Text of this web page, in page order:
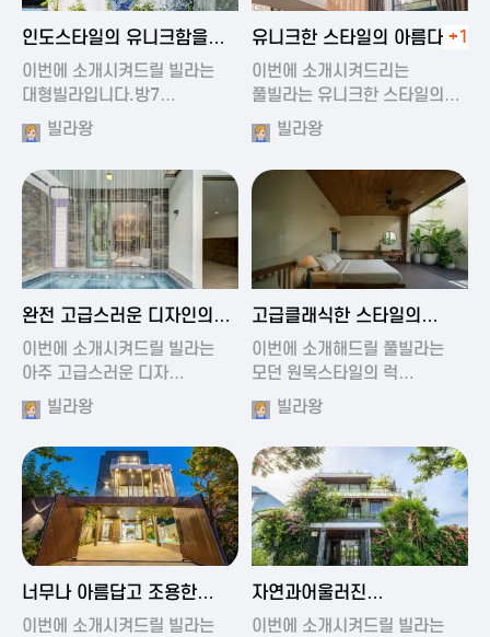
2024-11-19 01:35
인도스타일의 유니크함을
가진 풀빌라
이번에 소개시켜드릴 빌라는
대형빌라입니다.방7…
빌라왕
2024-11-19 00:45
유니크한 스타일의 아름다운
풀빌라
+1
이번에 소개시켜드리는
풀빌라는 유니크한 스타일의…
빌라왕
2024-11-19 01:13
완전 고급스러운 디자인의
빌라
이번에 소개시켜드릴 빌라는
아주 고급스러운 디자…
빌라왕
2024-11-19 00:37
고급클래식한 스타일의
럭셔리 풀빌라
이번에 소개해드릴 풀빌라는
모던 원목스타일의 럭…
빌라왕
2024-11-19 01:47
너무나 아름답고 조용한
풀빌라
이번에 소개시켜드릴 빌라는
2024-11-19 01:17
자연과어울러진
아름다운풀빌라
이번에 소개시켜드릴 빌라는